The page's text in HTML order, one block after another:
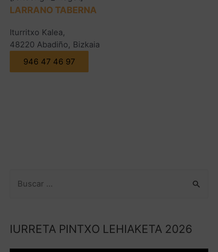
LARRANO TABERNA
Iturritxo Kalea,
48220 Abadiño, Bizkaia
946 47 46 97
IURRETA PINTXO LEHIAKETA 2026